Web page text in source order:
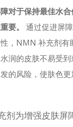
对于保持最佳水
要。
通过促进屏
，NMN 补充剂有
润的皮肤不易受
的风险，使肤色
剂为增强皮肤屏